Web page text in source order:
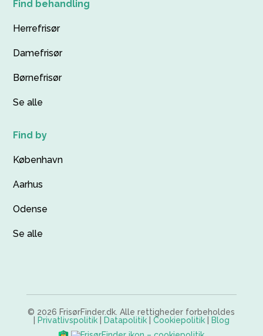
Find behandling
Herrefrisør
Damefrisør
Børnefrisør
Se alle
Find by
København
Aarhus
Odense
Se alle
© 2026 FrisørFinder.dk. Alle rettigheder forbeholdes
Privatlivspolitik| Datapolitik| Cookiepolitik| Blog